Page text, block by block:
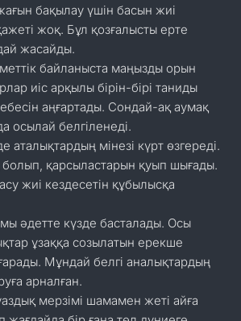
бақылау үшін басын жиі
жоқ. Бұл қозғалысты ерте
жасайды.
байланыста маңызды орын
иіс арқылы бірін-бірі таниды
аңғартады. Сондай-ақ аумақ
осылай белгіленеді.
аталықтардың мінезі күрт өзгереді.
қарсыластарын қуып шығады.
жиі кездесетін құбылысқа
әдетте күзде басталады. Осы
ұзаққа созылатын ерекше
Мұндай белгі аналықтардың
арналған.
мерзімі шамамен жеті айға